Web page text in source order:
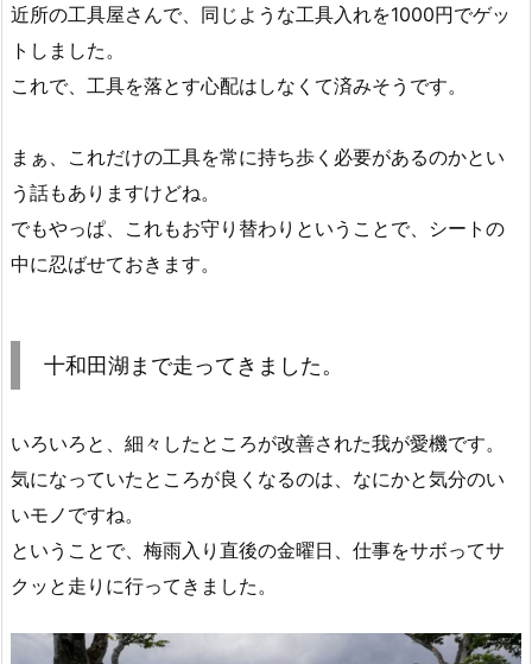
近所の工具屋さんで、同じような工具入れを1000円でゲッ
トしました。
これで、工具を落とす心配はしなくて済みそうです。
まぁ、これだけの工具を常に持ち歩く必要があるのかとい
う話もありますけどね。
でもやっぱ、これもお守り替わりということで、シートの
中に忍ばせておきます。
十和田湖まで走ってきました。
いろいろと、細々したところが改善された我が愛機です。
気になっていたところが良くなるのは、なにかと気分のい
いモノですね。
ということで、梅雨入り直後の金曜日、仕事をサボってサ
クッと走りに行ってきました。